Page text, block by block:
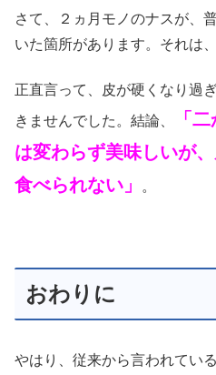
さて、２ヵ月モノのナスが、
いた箇所があります。それは
正直言って、皮が硬くなり過
きませんでした。結論、
「
は変わらず美味しいが
食べられない」
。
おわりに
やはり、従来から言われてい